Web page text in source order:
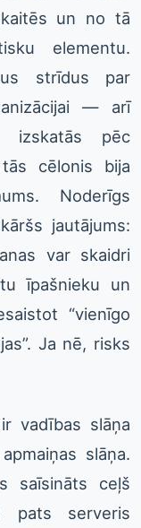
un no tā
elementu.
strīdus par
— arī
izskatās pēc
cēlonis bija
Noderīgs
jautājums:
var skaidri
īpašnieku un
“vienīgo
Ja nē, risks
vadības slāņa
slāņa.
saīsināts ceļš
pats serveris